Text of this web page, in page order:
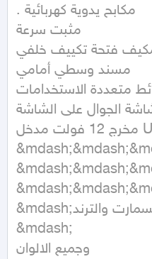
. مكابح يدوية كهربائية
مثبت سرعة
فتحة تكييف خلفي
مسند وسطي أمامي
متعددة الاستخدامات
الجوال على الشاشة
مخرج 12 فولت مدخل USB
&mdash;متوفر فئة الليمتيد و السمارت والترند
&mdash;
وجميع الالوان